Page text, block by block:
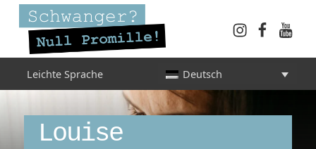
INFORMATIONEN FÜR SCHWANGERE, WERDENDE MÜTTER UND ALLE, DIE SIE IN DER SCHWANGERSCHAFT BEGLEITEN
Leichte Sprache Deutsch
Category:
Louise